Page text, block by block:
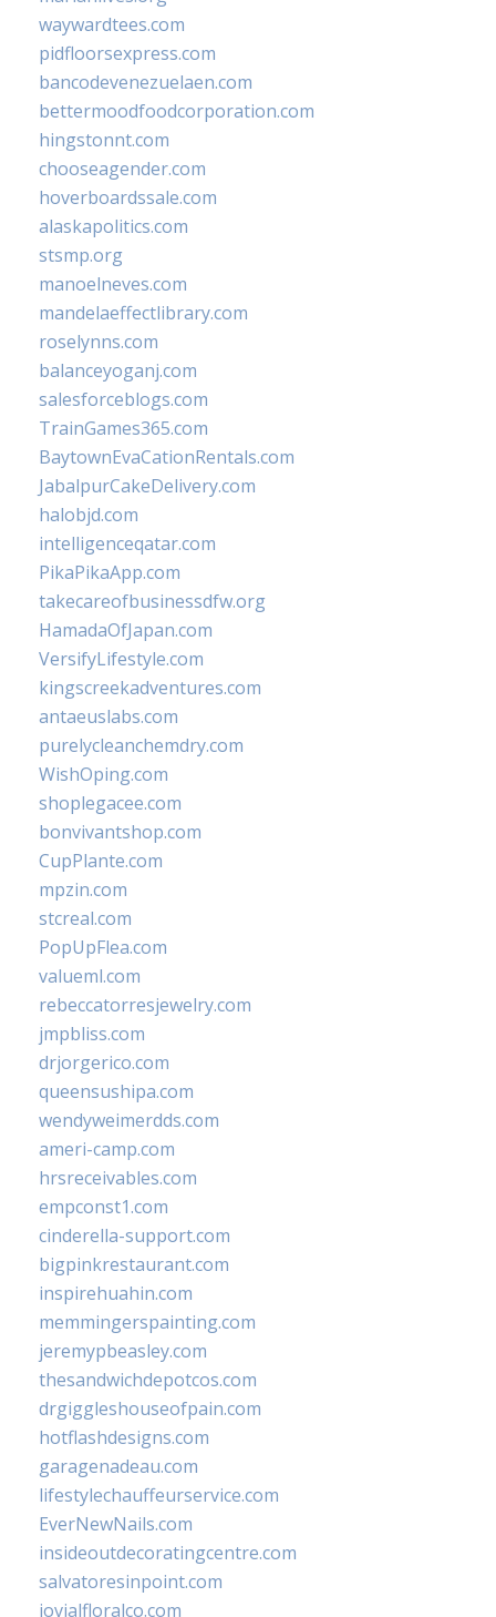
waywardtees.com
pidfloorsexpress.com
bancodevenezuelaen.com
bettermoodfoodcorporation.com
hingstonnt.com
chooseagender.com
hoverboardssale.com
alaskapolitics.com
stsmp.org
manoelneves.com
mandelaeffectlibrary.com
roselynns.com
balanceyoganj.com
salesforceblogs.com
TrainGames365.com
BaytownEvaCationRentals.com
JabalpurCakeDelivery.com
halobjd.com
intelligenceqatar.com
PikaPikaApp.com
takecareofbusinessdfw.org
HamadaOfJapan.com
VersifyLifestyle.com
kingscreekadventures.com
antaeuslabs.com
purelycleanchemdry.com
WishOping.com
shoplegacee.com
bonvivantshop.com
CupPlante.com
mpzin.com
stcreal.com
PopUpFlea.com
valueml.com
rebeccatorresjewelry.com
jmpbliss.com
drjorgerico.com
queensushipa.com
wendyweimerdds.com
ameri-camp.com
hrsreceivables.com
empconst1.com
cinderella-support.com
bigpinkrestaurant.com
inspirehuahin.com
memmingerspainting.com
jeremypbeasley.com
thesandwichdepotcos.com
drgiggleshouseofpain.com
hotflashdesigns.com
garagenadeau.com
lifestylechauffeurservice.com
EverNewNails.com
insideoutdecoratingcentre.com
salvatoresinpoint.com
jovialfloralco.com